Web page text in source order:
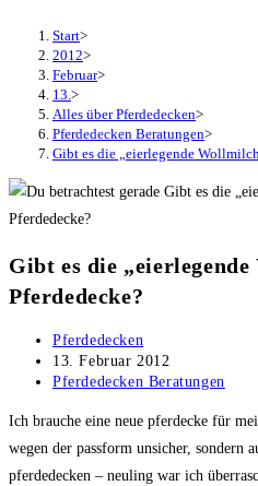
Start>
2012>
Februar>
13. >
Alles über Pferdedecken>
Pferdedecken Beratungen>
Gibt es die „eierlegende
Gibt es die
Pferdedecke?
Beitrags-
Autor:
Pferdedecken
Beitrag
veröffentlicht:
13. Februar 2012
Beitrags-
Pferdedecken Beratungen
Ich brauche eine neue pferdecke für
wegen der passform unsicher, sondern
pferdedecken – neuling war ich